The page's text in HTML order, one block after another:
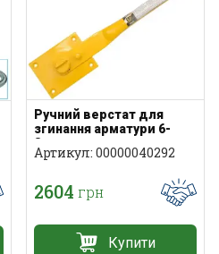
Ручний верстат для
згинання арматури 6-
8мм
Артикул: 00000040292
2604 грн
Купити